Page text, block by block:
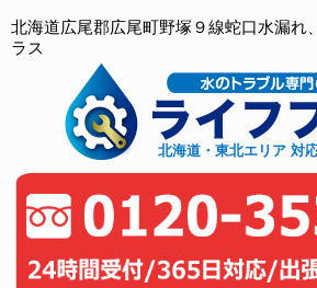
北海道広尾郡広尾町野塚９線蛇口水漏れ
ラス
北海道・東北エリア 対